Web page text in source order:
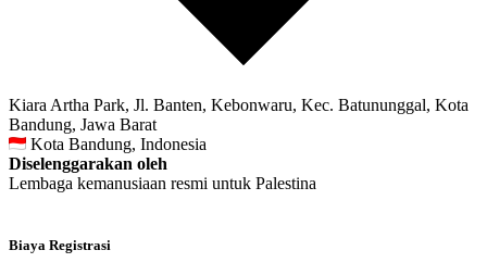
Kiara Artha Park, Jl. Banten, Kebonwaru, Kec. Batununggal, Kota
Bandung, Jawa Barat
Kota Bandung, Indonesia
Diselenggarakan oleh
Lembaga kemanusiaan resmi untuk Palestina
Biaya Registrasi